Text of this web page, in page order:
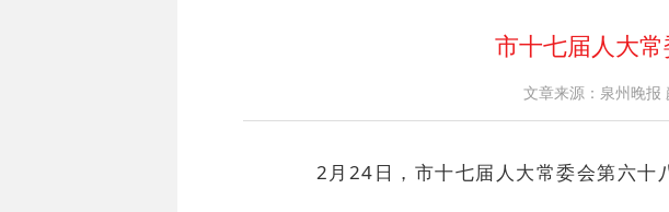
市十七届人大
文章来源：泉州晚报
2月24日，市十七届人大常委会第六十